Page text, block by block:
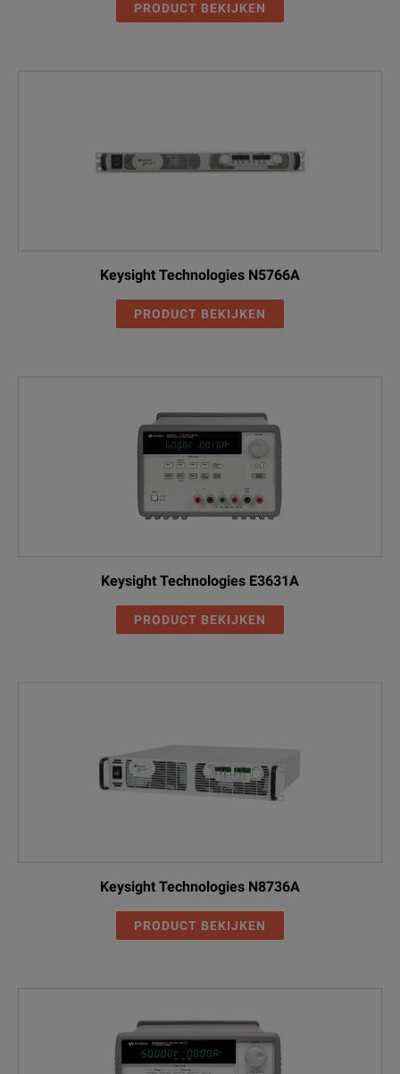
PRODUCT BEKIJKEN
Keysight Technologies N5766A
PRODUCT BEKIJKEN
Keysight Technologies E3631A
PRODUCT BEKIJKEN
Keysight Technologies N8736A
PRODUCT BEKIJKEN